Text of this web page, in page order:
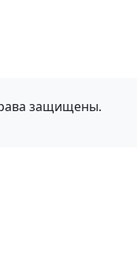
защищены.